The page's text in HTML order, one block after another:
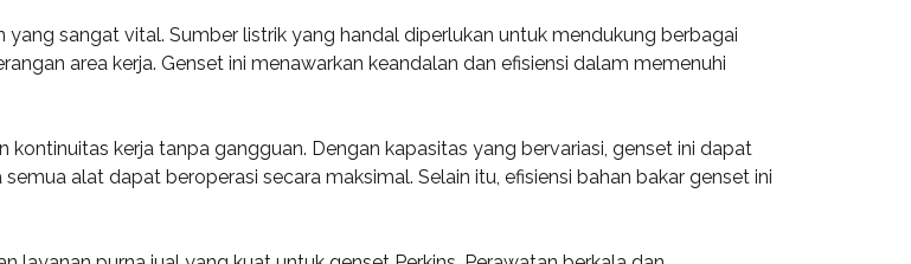
sangat vital. Sumber listrik yang handal diperlukan untuk mendukung berbagai
area kerja. Genset ini menawarkan keandalan dan efisiensi dalam memenuhi
kerja tanpa gangguan. Dengan kapasitas yang bervariasi, genset ini dapat
alat dapat beroperasi secara maksimal. Selain itu, efisiensi bahan bakar genset ini